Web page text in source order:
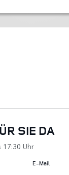
SIE DA
17:30 Uhr
E-Mail